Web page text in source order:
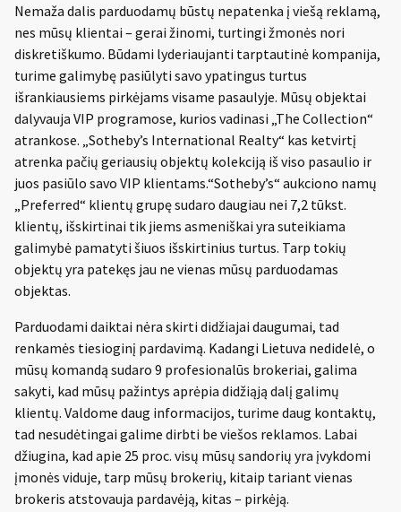
Nemaža dalis parduodamų būstų nepatenka į viešą reklamą,
nes mūsų klientai – gerai žinomi, turtingi žmonės nori
diskretiškumo. Būdami lyderiaujanti tarptautinė kompanija,
turime galimybę pasiūlyti savo ypatingus turtus
išrankiausiems pirkėjams visame pasaulyje. Mūsų objektai
dalyvauja VIP programose, kurios vadinasi „The Collection“
atrankose. „Sotheby’s International Realty“ kas ketvirtį
atrenka pačių geriausių objektų kolekciją iš viso pasaulio ir
juos pasiūlo savo VIP klientams.“Sotheby’s“ aukciono namų
„Preferred“ klientų grupę sudaro daugiau nei 7,2 tūkst.
klientų, išskirtinai tik jiems asmeniškai yra suteikiama
galimybė pamatyti šiuos išskirtinius turtus. Tarp tokių
objektų yra patekęs jau ne vienas mūsų parduodamas
objektas.
Parduodami daiktai nėra skirti didžiajai daugumai, tad
renkamės tiesioginį pardavimą. Kadangi Lietuva nedidelė, o
mūsų komandą sudaro 9 profesionalūs brokeriai, galima
sakyti, kad mūsų pažintys aprėpia didžiąją dalį galimų
klientų. Valdome daug informacijos, turime daug kontaktų,
tad nesudėtingai galime dirbti be viešos reklamos. Labai
džiugina, kad apie 25 proc. visų mūsų sandorių yra įvykdomi
įmonės viduje, tarp mūsų brokerių, kitaip tariant vienas
brokeris atstovauja pardavėją, kitas – pirkėją.